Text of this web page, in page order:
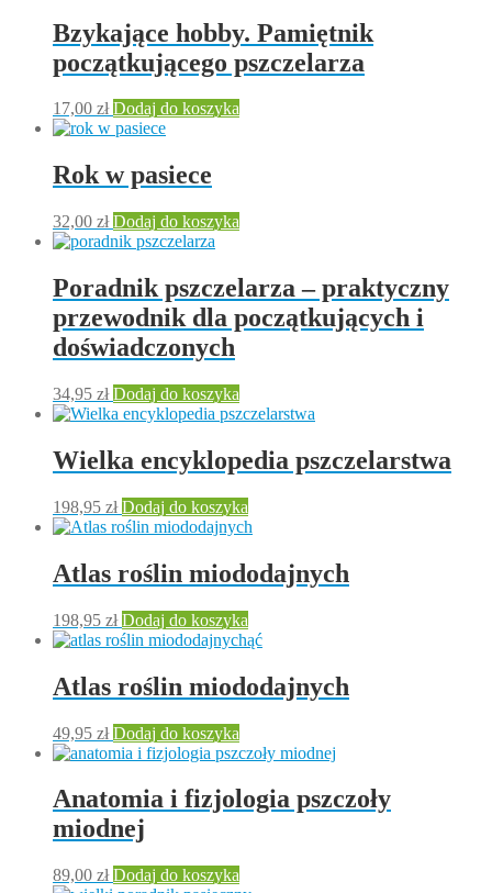
Bzykające hobby. Pamiętnik
początkującego pszczelarza
17,00 zł Dodaj do koszyka
Rok w pasiece
32,00 zł Dodaj do koszyka
Poradnik pszczelarza – praktyczny
przewodnik dla początkujących i
doświadczonych
34,95 zł Dodaj do koszyka
Wielka encyklopedia pszczelarstwa
198,95 zł Dodaj do koszyka
Atlas roślin miododajnych
198,95 zł Dodaj do koszyka
Atlas roślin miododajnych
49,95 zł Dodaj do koszyka
Anatomia i fizjologia pszczoły
miodnej
89,00 zł Dodaj do koszyka